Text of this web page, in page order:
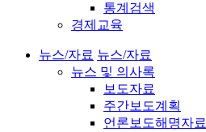
통계검색
경제교육
뉴스/자료 뉴스/자료
뉴스 및 의사록
보도자료
주간보도계획
언론보도해명자료